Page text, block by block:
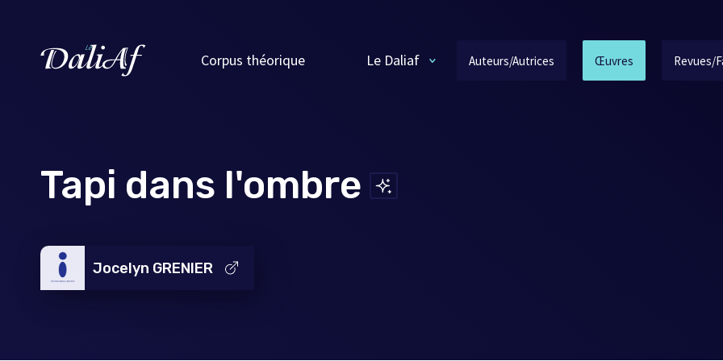
Corpus théorique Le Daliaf Auteurs/Autrices Œuvres Revues/
Tapi dans l'ombre
Jocelyn GRENIER